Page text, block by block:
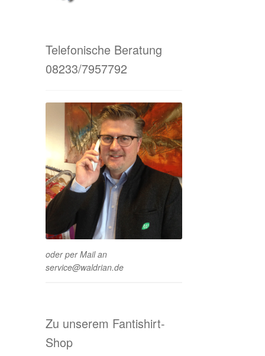
Telefonische Beratung
08233/7957792
oder per Mail an
service@waldrian.de
Zu unserem Fantishirt-
Shop